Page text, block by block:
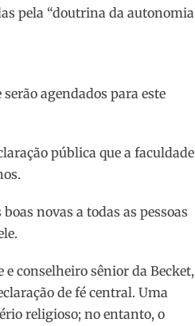
pela “doutrina da autonomia
agendados para este
pública que a faculdade
novas a todas as pessoas
conselheiro sênior da Becket,
de fé central. Uma
religioso; no entanto, o